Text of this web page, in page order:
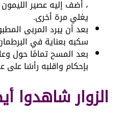
، أضف إليه عصير الليمون
يغلي مرة أخرى.
بعد أن يبرد المربى
سكبه بعناية في
بعد المسح تمامًا حول
بإحكام واقلبه رأسًا على
الزوار شاهدوا